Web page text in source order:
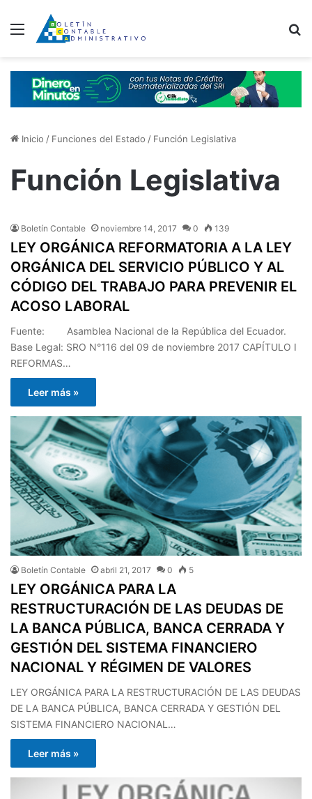
Menú
Inicio / Funciones del Estado / Función Legislativa
Función Legislativa
Boletín Contable noviembre 14, 2017 0 139
LEY ORGÁNICA REFORMATORIA A LA LEY
ORGÁNICA DEL SERVICIO PÚBLICO Y AL
CÓDIGO DEL TRABAJO PARA PREVENIR EL
ACOSO LABORAL
Fuente: Asamblea Nacional de la República del Ecuador.
Base Legal: SRO N°116 del 09 de noviembre 2017 CAPÍTULO I
REFORMAS…
Leer más »
Boletín Contable abril 21, 2017 0 5
LEY ORGÁNICA PARA LA
RESTRUCTURACIÓN DE LAS DEUDAS DE
LA BANCA PÚBLICA, BANCA CERRADA Y
GESTIÓN DEL SISTEMA FINANCIERO
NACIONAL Y RÉGIMEN DE VALORES
LEY ORGÁNICA PARA LA RESTRUCTURACIÓN DE LAS DEUDAS
DE LA BANCA PÚBLICA, BANCA CERRADA Y GESTIÓN DEL
SISTEMA FINANCIERO NACIONAL…
Leer más »